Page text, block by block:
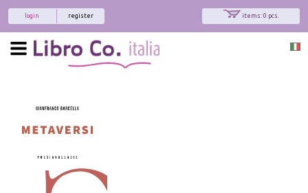
items: 0 pcs.
register
login